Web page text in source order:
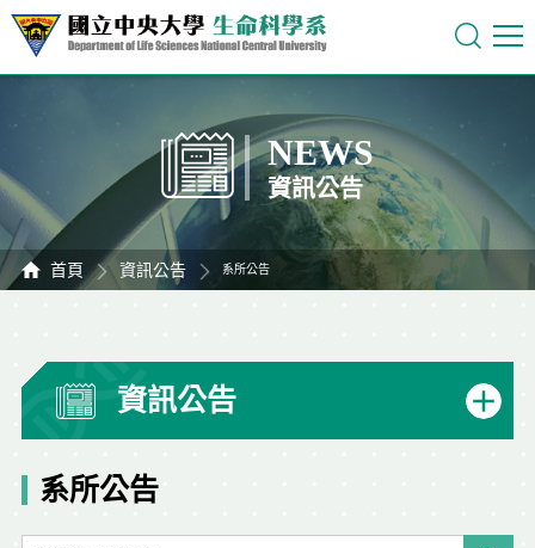
NEWS
資訊公告
首頁 資訊公告 系所公告
資訊公告
系所公告